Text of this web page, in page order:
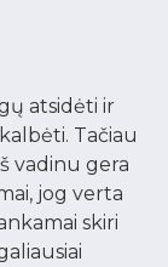
atsidėti ir
Tačiau
vadinu gera
jog verta
skiri